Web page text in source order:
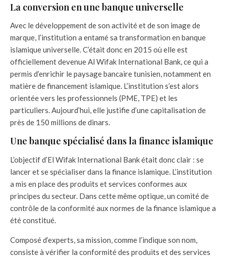
La conversion en une banque universelle
Avec le développement de son activité et de son image de
marque, l’institution a entamé sa transformation en banque
islamique universelle. C’était donc en 2015 où elle est
officiellement devenue Al Wifak International Bank, ce qui a
permis d’enrichir le paysage bancaire tunisien, notamment en
matière de financement islamique. L’institution s’est alors
orientée vers les professionnels (PME, TPE) et les
particuliers. Aujourd’hui, elle justifie d’une capitalisation de
près de 150 millions de dinars.
Une banque spécialisé dans la finance islamique
L’objectif d’El Wifak International Bank était donc clair : se
lancer et se spécialiser dans la finance islamique. L’institution
a mis en place des produits et services conformes aux
principes du secteur. Dans cette même optique, un comité de
contrôle de la conformité aux normes de la finance islamique a
été constitué.
Composé d’experts, sa mission, comme l’indique son nom,
consiste à vérifier la conformité des produits et des services